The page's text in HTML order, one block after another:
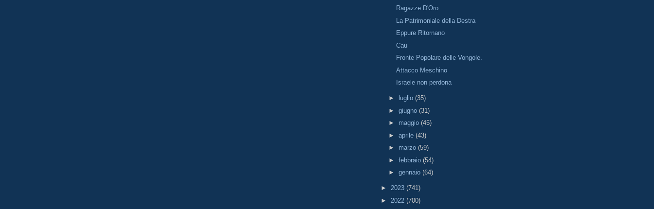
Ragazze D'Oro
La Patrimoniale della Destra
Eppure Ritornano
Cau
Fronte Popolare delle Vongole.
Attacco Meschino
Israele non perdona
► luglio (35)
► giugno (31)
► maggio (45)
► aprile (43)
► marzo (59)
► febbraio (54)
► gennaio (64)
► 2023 (741)
► 2022 (700)